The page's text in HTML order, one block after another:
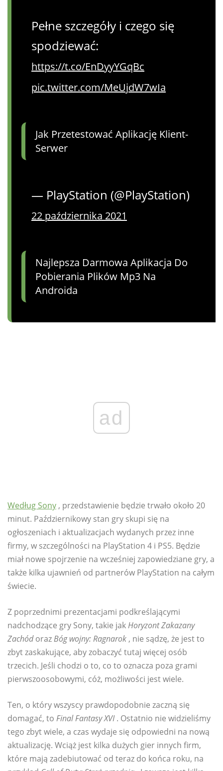
Pełne szczegóły i czego się
spodziewać:
https://t.co/EnDyyYGqBc
pic.twitter.com/MeUjdW7wIa
Jak Przetestować Aplikację Klient-
Serwer
— PlayStation (@PlayStation)
22 października 2021
Najlepsza Darmowa Aplikacja Do
Pobierania Plików Mp3 Na
Androida
ad
Według Sony , przedstawienie będzie trwało około 20
minut. Październikowy stan gry skupi się na
ogłoszeniach i aktualizacjach wydanych przez inne
firmy, w szczególności na PlayStation 4 i PS5. Będzie
miał nowe spojrzenie na wcześniej zapowiedziane gry, a
także kilka ujawnień od partnerów PlayStation na całym
świecie.
Z poprzednimi prezentacjami podkreślającymi
nadchodzące gry Sony, takie jakHoryzont Zakazany
ZachódorazBóg wojny: Ragnarok , nie sądzę, że jest to
zbyt zaskakujące, aby zobaczyć tutaj więcej osób
trzecich. Jeśli chodzi o to, co to oznacza poza grami
pierwszoosobowymi, cóż, możliwości jest wiele.
Ten, o który wszyscy prawdopodobnie zaczną się
domagać, to Final Fantasy XVI. Ostatnio nie widzieliśmy
tego zbyt wiele, a czas wydaje się odpowiedni na nową
aktualizację. Wciąż jest kilka dużych gier innych firm,
które mają zadebiutować od teraz do końca roku, na